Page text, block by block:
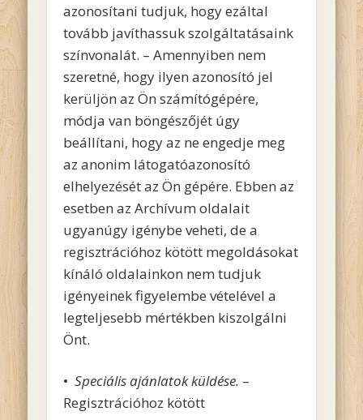
azonosítani tudjuk, hogy ezáltal
tovább javíthassuk szolgáltatásaink
színvonalát. – Amennyiben nem
szeretné, hogy ilyen azonosító jel
kerüljön az Ön számítógépére,
módja van böngészőjét úgy
beállítani, hogy az ne engedje meg
az anonim látogatóazonosító
elhelyezését az Ön gépére. Ebben az
esetben az Archívum oldalait
ugyanúgy igénybe veheti, de a
regisztrációhoz kötött megoldásokat
kínáló oldalainkon nem tudjuk
igényeinek figyelembe vételével a
legteljesebb mértékben kiszolgálni
Önt.
•Speciális ajánlatok küldése. –
Regisztrációhoz kötött